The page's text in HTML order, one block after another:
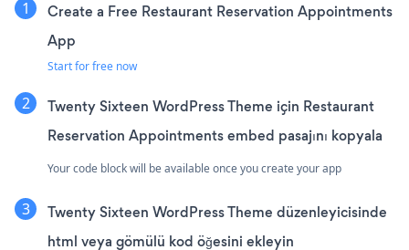
Create a Free Restaurant Reservation Appointments
App
Start for free now
Twenty Sixteen WordPress Theme için Restaurant
Reservation Appointments embed pasajını kopyala
Your code block will be available once you create your app
Twenty Sixteen WordPress Theme düzenleyicisinde
html veya gömülü kod öğesini ekleyin